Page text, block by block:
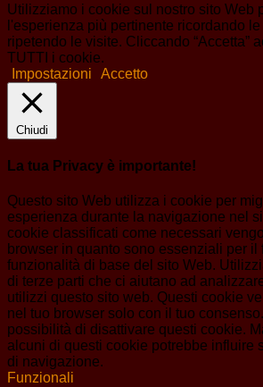
Utilizziamo i cookie sul nostro sito Web
l'esperienza più pertinente ricordando
ripetendo le visite. Cliccando “Accetta”
TUTTI i cookie.
Impostazioni
Accetto
Chiudi
La tua Privacy è importante!
Questo sito Web utilizza i cookie per
esperienza durante la navigazione nel
cookie classificati come necessari
browser in quanto sono essenziali per
funzionalità di base del sito Web.
di terze parti che ci aiutano ad
utilizzi questo sito web. Questi cookie
nel tuo browser solo con il tuo
possibilità di disattivare questi cookie.
alcuni di questi cookie potrebbe influire
di navigazione.
Funzionali